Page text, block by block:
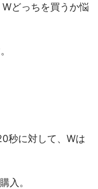
どっちを買うか悩
秒に対して、Wは
入。